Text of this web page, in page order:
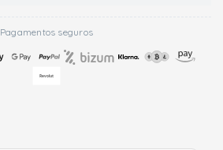
Pagamentos seguros